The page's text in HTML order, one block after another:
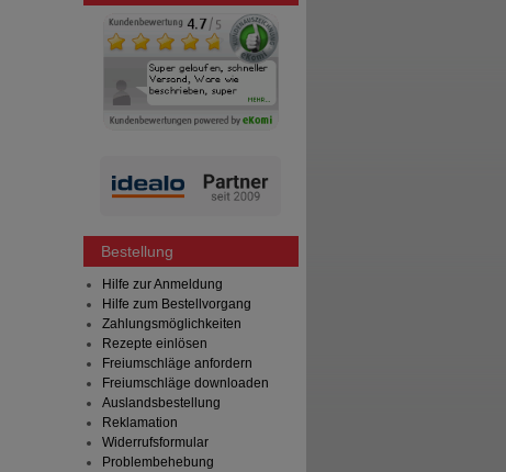
Bestellung
Hilfe zur Anmeldung
Hilfe zum Bestellvorgang
Zahlungsmöglichkeiten
Rezepte einlösen
Freiumschläge anfordern
Freiumschläge downloaden
Auslandsbestellung
Reklamation
Widerrufsformular
Problembehebung